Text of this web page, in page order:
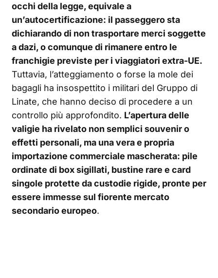
occhi della legge, equivale a
un’autocertificazione: il passeggero sta
dichiarando di non trasportare merci soggette
a dazi, o comunque di rimanere entro le
franchigie previste per i viaggiatori extra-UE.
Tuttavia, l’atteggiamento o forse la mole dei
bagagli ha insospettito i militari del Gruppo di
Linate, che hanno deciso di procedere a un
controllo più approfondito. L’apertura delle
valigie ha rivelato non semplici souvenir o
effetti personali, ma una vera e propria
importazione commerciale mascherata: pile
ordinate di box sigillati, bustine rare e card
singole protette da custodie rigide, pronte per
essere immesse sul fiorente mercato
secondario europeo.